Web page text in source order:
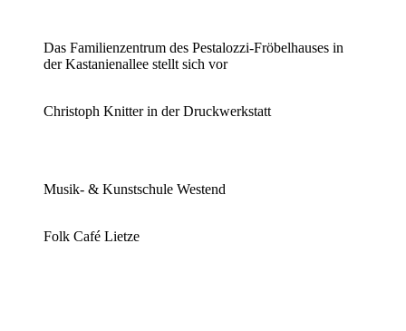
Das Familienzentrum des Pestalozzi-Fröbelhauses in
der Kastanienallee stellt sich vor
Christoph Knitter in der Druckwerkstatt
Musik- & Kunstschule Westend
Folk Café Lietze